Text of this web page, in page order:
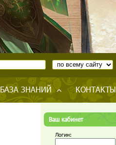
БАЗА ЗНАНИЙ КОНТАКТЫ
Ваш кабинет
Логин: